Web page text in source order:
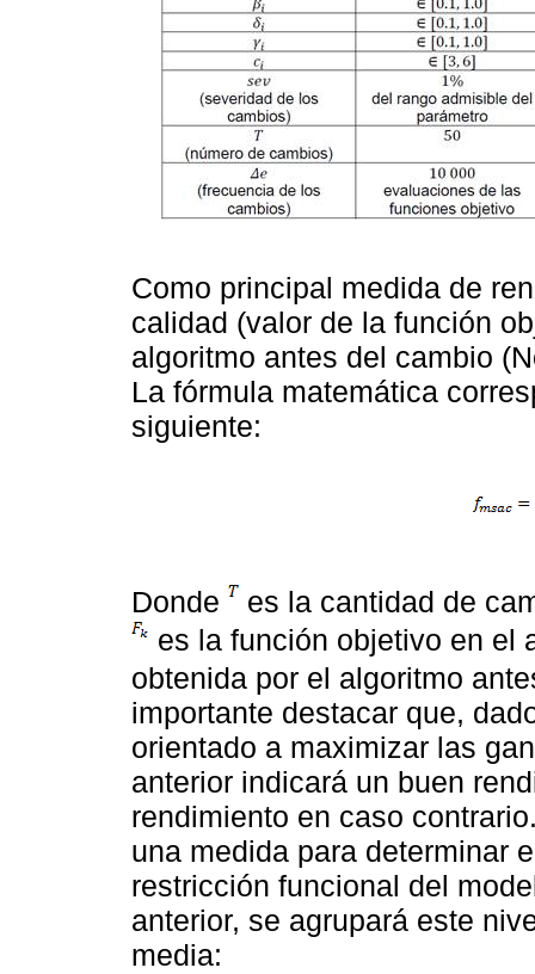
Como principal medida de
calidad (valor de la función
algoritmo antes del cambio
La fórmula matemática
siguiente:
Donde
es la cantidad de
es la función objetivo en el
obtenida por el algoritmo
importante destacar que,
orientado a maximizar las
anterior indicará un buen
rendimiento en caso
una medida para determinar
restricción funcional del
anterior, se agrupará este
media: